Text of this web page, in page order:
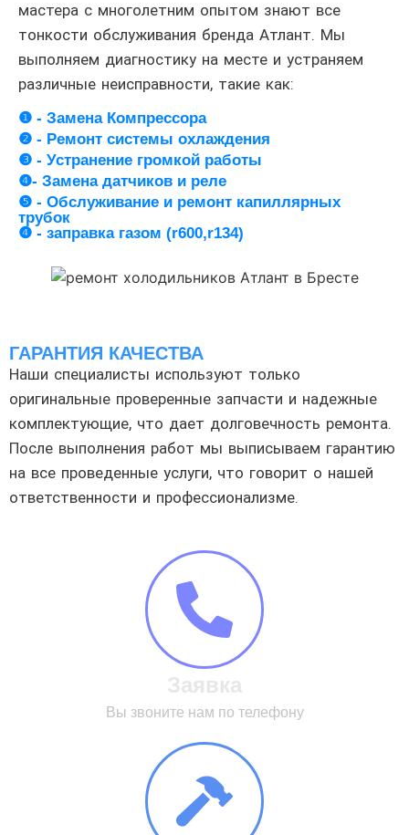
мастера с многолетним опытом знают все
тонкости обслуживания бренда Атлант. Мы
выполняем диагностику на месте и устраняем
различные неисправности, такие как:
❶ - Замена Компрессора
❷ - Ремонт системы охлаждения
❸ - Устранение громкой работы
❹- Замена датчиков и реле
❺ - Обслуживание и ремонт капиллярных
трубок
❹ - заправка газом (r600,r134)
ГАРАНТИЯ КАЧЕСТВА
Наши специалисты используют только
оригинальные проверенные запчасти и надежные
комплектующие, что дает долговечность ремонта.
После выполнения работ мы выписываем гарантию
на все проведенные услуги, что говорит о нашей
ответственности и профессионализме.
Заявка
Вы звоните нам по телефону